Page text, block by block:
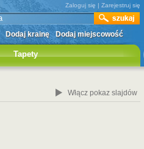
Zaloguj się | Zarejestruj się
Dodaj krainę Dodaj miejscowość
Tapety
Włącz pokaz slajdów